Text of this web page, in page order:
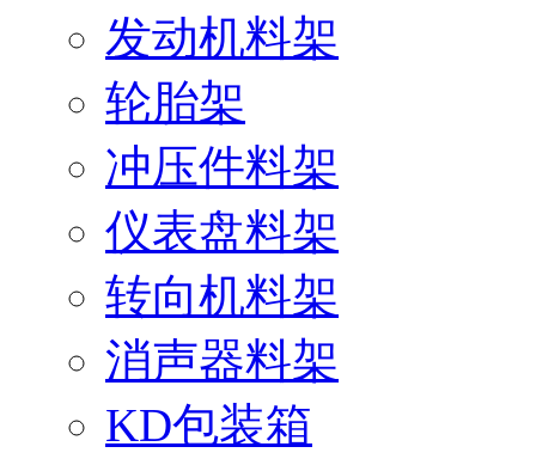
发动机料架
轮胎架
冲压件料架
仪表盘料架
转向机料架
消声器料架
KD包装箱